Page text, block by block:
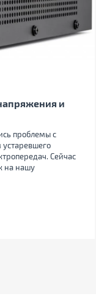
и
проблемы с
устаревшего
Сейчас
на нашу